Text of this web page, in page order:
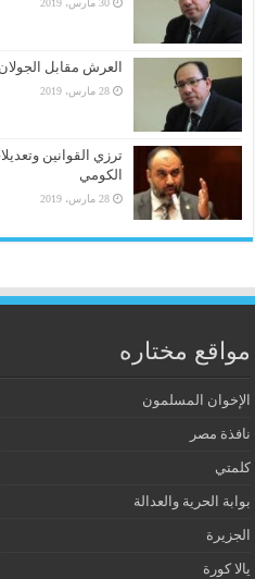
30 مارس، 2019
العرش مقابل
28 مارس، 2019
ترزي القوانين
الكومي
28 مارس، 2019
مواقع مختاره
الإخوان المسلمون
نافذة مصر
كلمتي
بوابة الحرية والعدالة
الجزيرة
يالا كورة